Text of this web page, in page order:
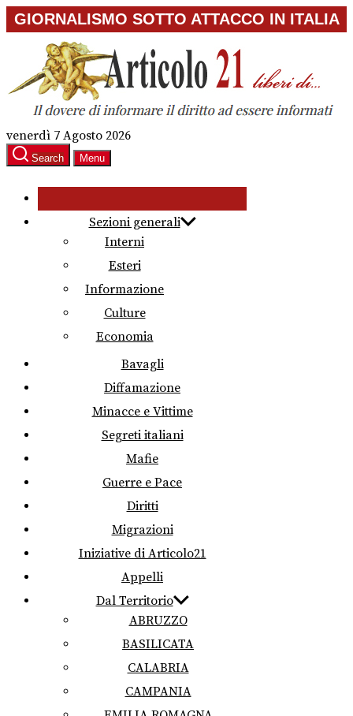
Skip
to
content
GIORNALISMO SOTTO ATTACCO IN ITALIA
venerdì 7 Agosto 2026
Search Menu
Sezioni generali
Interni
Esteri
Informazione
Culture
Economia
Bavagli
Diffamazione
Minacce e Vittime
Segreti italiani
Mafie
Guerre e Pace
Diritti
Migrazioni
Iniziative di Articolo21
Appelli
Dal Territorio
ABRUZZO
BASILICATA
CALABRIA
CAMPANIA